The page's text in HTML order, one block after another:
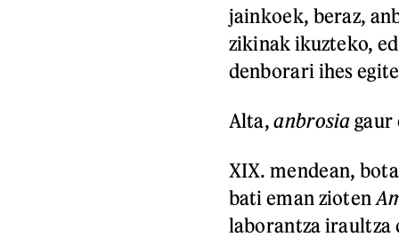
jainkoek, beraz,
zikinak ikuzteko,
denborari ihes
Alta,anbrosia gaur
XIX. mendean,
bati eman zioten
laborantza iraultza